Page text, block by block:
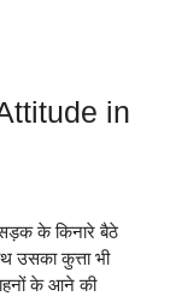
in
के किनारे बैठे
उसका कुत्ता भी
के आने की